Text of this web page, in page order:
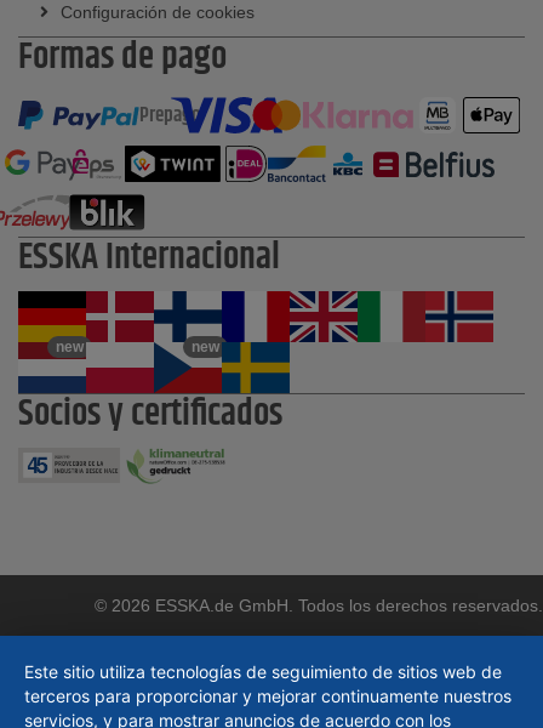
Configuración de cookies
Formas de pago
Prepago
ESSKA Internacional
new new
Socios y certificados
© 2026 ESSKA.de GmbH. Todos los derechos reservados.
Este sitio utiliza tecnologías de seguimiento de sitios web de
terceros para proporcionar y mejorar continuamente nuestros
servicios, y para mostrar anuncios de acuerdo con los